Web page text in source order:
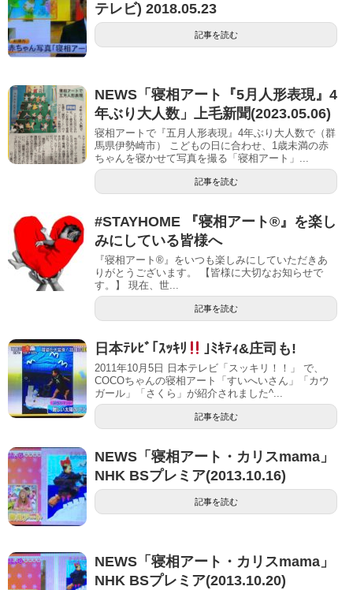
テレビ) 2018.05.23
記事を読む
NEWS「寝相アート『5月人形表現』4
年ぶり大人数」上毛新聞(2023.05.06)
寝相アートで『五月人形表現』4年ぶり大人数で（群
馬県伊勢崎市） こどもの日に合わせ、1歳未満の赤
ちゃんを寝かせて写真を撮る「寝相アート」...
記事を読む
#STAYHOME 『寝相アート®』を楽し
みにしている皆様へ
『寝相アート®』をいつも楽しみにしていただきあ
りがとうございます。 【皆様に大切なお知らせで
す。】 現在、世...
記事を読む
日本ﾃﾚﾋﾞ｢ｽｯｷﾘ ｣ﾐｷﾃｨ&庄司も!
2011年10月5日 日本テレビ「スッキリ！！」 で、
COCOちゃんの寝相アート「すいへいさん」「カウ
ガール」「さくら」が紹介されました^...
記事を読む
NEWS「寝相アート・カリスmama」
NHK BSプレミア(2013.10.16)
記事を読む
NEWS「寝相アート・カリスmama」
NHK BSプレミア(2013.10.20)